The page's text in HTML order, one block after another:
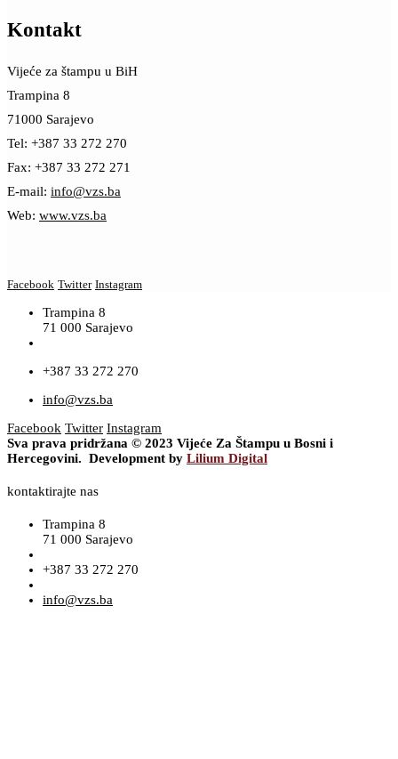
Kontakt
Vijeće za štampu u BiH
Trampina 8
71000 Sarajevo
Tel: +387 33 272 270
Fax: +387 33 272 271
E-mail: info@vzs.ba
Web: www.vzs.ba
Facebook Twitter Instagram
Trampina 8
71 000 Sarajevo
+387 33 272 270
info@vzs.ba
Facebook Twitter Instagram
Sva prava pridržana © 2023 Vijeće Za Štampu u Bosni i
Hercegovini. Development by Lilium Digital
kontaktirajte nas
Trampina 8
71 000 Sarajevo
+387 33 272 270
info@vzs.ba